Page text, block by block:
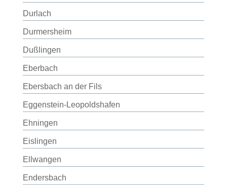
Durlach
Durmersheim
Dußlingen
Eberbach
Ebersbach an der Fils
Eggenstein-Leopoldshafen
Ehningen
Eislingen
Ellwangen
Endersbach